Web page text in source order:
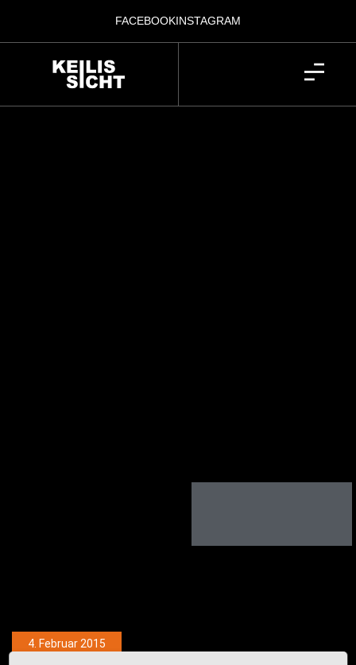
FACEBOOKINSTAGRAM
4. Februar 2015